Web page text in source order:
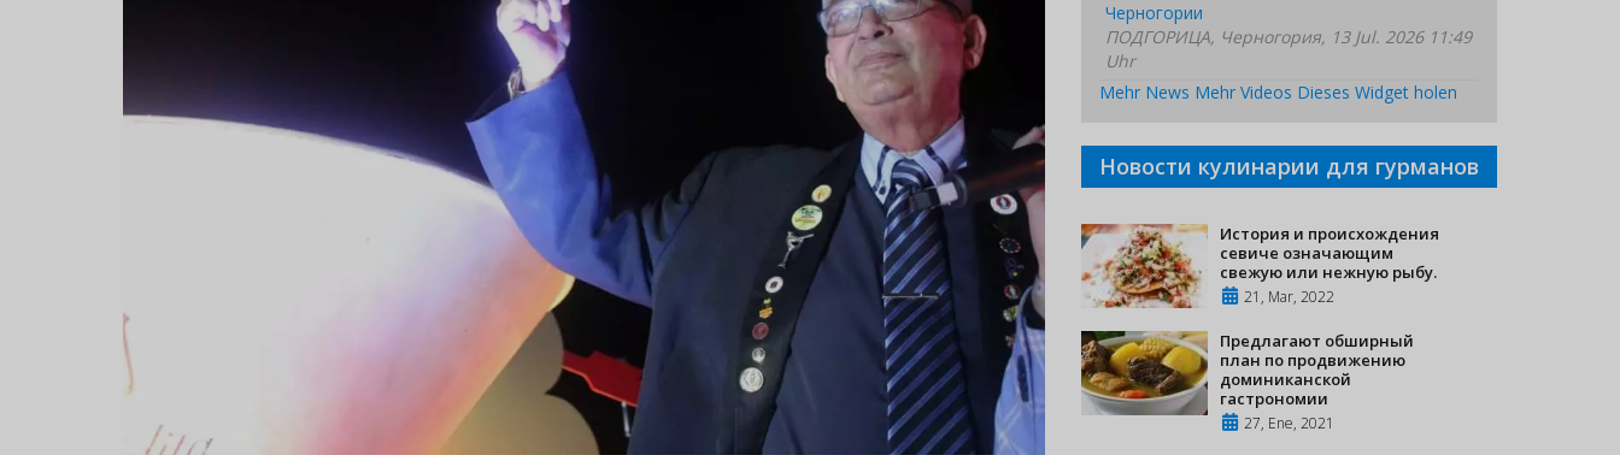
Черногории
ПОДГОРИЦА, Черногория, 13 Jul. 2026 11:49
Uhr
Mehr News Mehr Videos Dieses Widget holen
Новости кулинарии для гурманов
История и происхождения
севиче означающим
свежую или нежную рыбу.
21, Mar, 2022
Предлагают обширный
план по продвижению
доминиканской
гастрономии
27, Ene, 2021